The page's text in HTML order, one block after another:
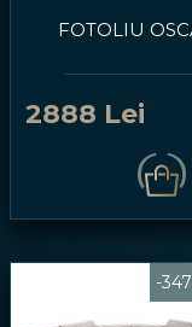
FOTOLIU
2888 Lei
-